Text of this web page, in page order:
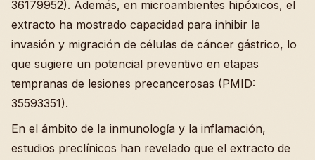
36179952). Además, en microambientes hipóxicos, el
extracto ha mostrado capacidad para inhibir la
invasión y migración de células de cáncer gástrico, lo
que sugiere un potencial preventivo en etapas
tempranas de lesiones precancerosas (PMID:
35593351).
En el ámbito de la inmunología y la inflamación,
estudios preclínicos han revelado que el extracto de